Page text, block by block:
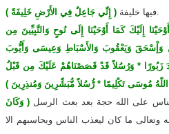
فيها خليفة ( إِنِّي جَاعِلٌ فِي الأَرْضِ خَلِيفَةً )
إِلَيْكَ كَمَا أَوْحَيْنَا إِلَى نُوحٍ وَالنَّبِيِّينَ مِن
وَإْسْحَقَ وَيَعْقُوبَ وَالأَسْبَاطِ وَعِيسَى وَأَيُّوبَ
زَبُورًا * وَرُسُلاً قَدْ قَصَصْنَاهُمْ عَلَيْكَ مِن قَبْلُ
مُوسَى تَكْلِيمًا * رُّسُلاً مُّبَشِّرِينَ وَمُنذِرِينَ )
على الله حجة بعد بعث الرسل ( وَكَانَ
وتعالى ما كان ليعذب الناس ويحاسبهم الا